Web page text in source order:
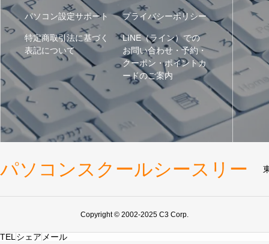
パソコン設定サポート プライバシーポリシー
特定商取引法に基づく
表記について
LINE（ライン）での
お問い合わせ・予約・
クーポン・ポイントカ
ードのご案内
パソコンスクールシースリー
Copyright © 2002-2025 C3 Corp.
TEL シェア メール